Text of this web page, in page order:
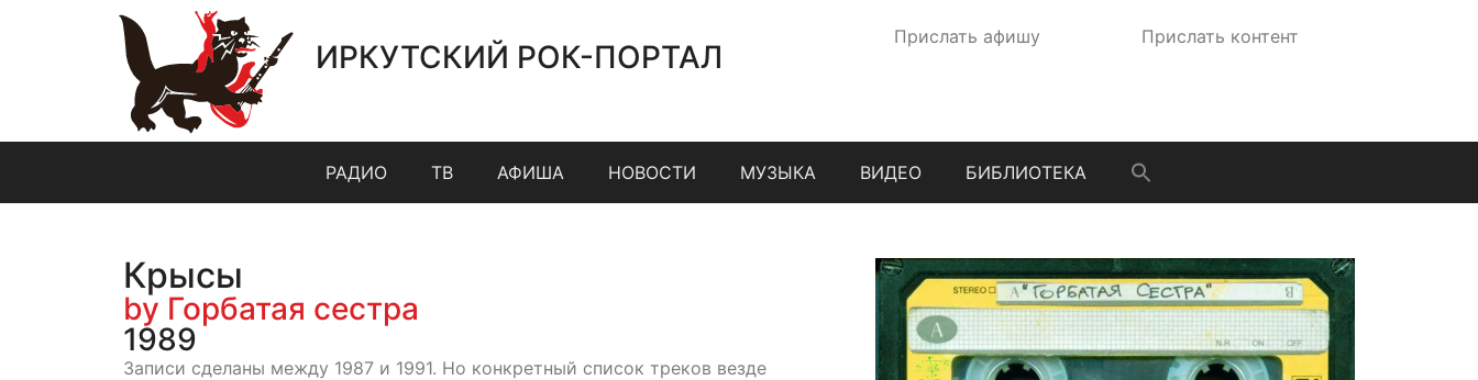
ИРКУТСКИЙ РОК-ПОРТАЛ
Прислать афишу Прислать контент
РАДИО ТВ АФИША НОВОСТИ МУЗЫКА ВИДЕО БИБЛИОТЕКА
Крысы
by Горбатая сестра
1989
Записи сделаны между 1987 и 1991. Но конкретный список треков везде